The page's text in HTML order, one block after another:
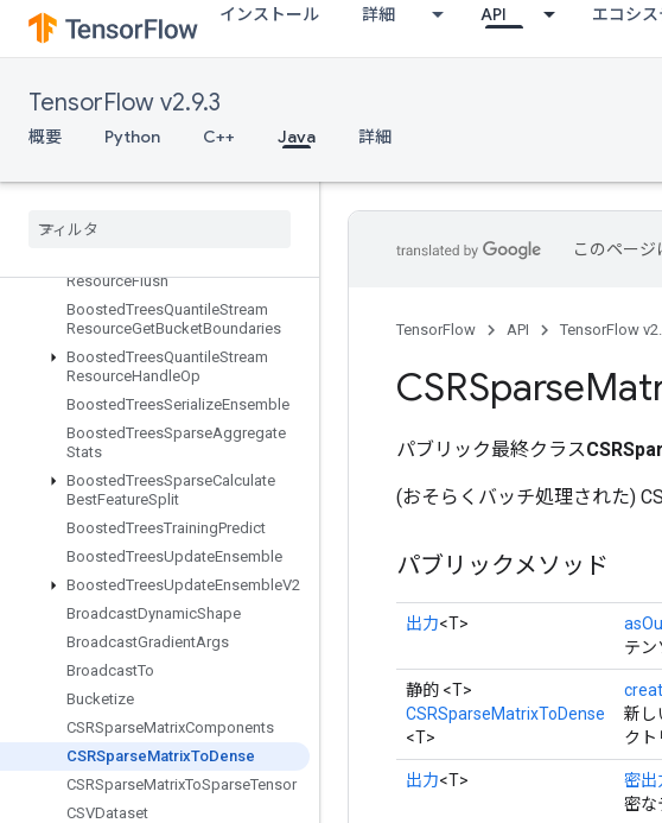
インストール 詳細 API エコシス
TensorFlow v2.9.3
概要 Python C++ Java 詳細
BoostedTreesGetEnsembleStates
BoostedTreesMakeQuantileSum
maries
BoostedTreesMakeStatsSummar
y
BoostedTreesPredict
ResourceAddSummaries
Resource
ResourceFlush
BoostedTreesQuantileStream
ResourceGetBucketBoundaries
BoostedTreesQuantileStream
ResourceHandleOp
BoostedTreesSerializeEnsemble
BoostedTreesSparseAggregate
Stats
BoostedTreesSparseCalculate
BestFeatureSplit
BoostedTreesTrainingPredict
BoostedTreesUpdateEnsemble
BoostedTreesUpdateEnsembleV2
BroadcastDynamicShape
BroadcastGradientArgs
BroadcastTo
Bucketize
CSRSparseMatrixComponents
CSRSparseMatrixToDense
CSRSparseMatrixToSparseTensor
CSVDataset
このページ
TensorFlow API TensorFlow
CSRSparse
パブリック最終クラス
(おそらくバッチ処理された)
パブリックメソッド
出力<T>
テン
静的 <T>
CSRSparseMatrixToDense
<T>
新し
クト
出力<T> 密出
密な